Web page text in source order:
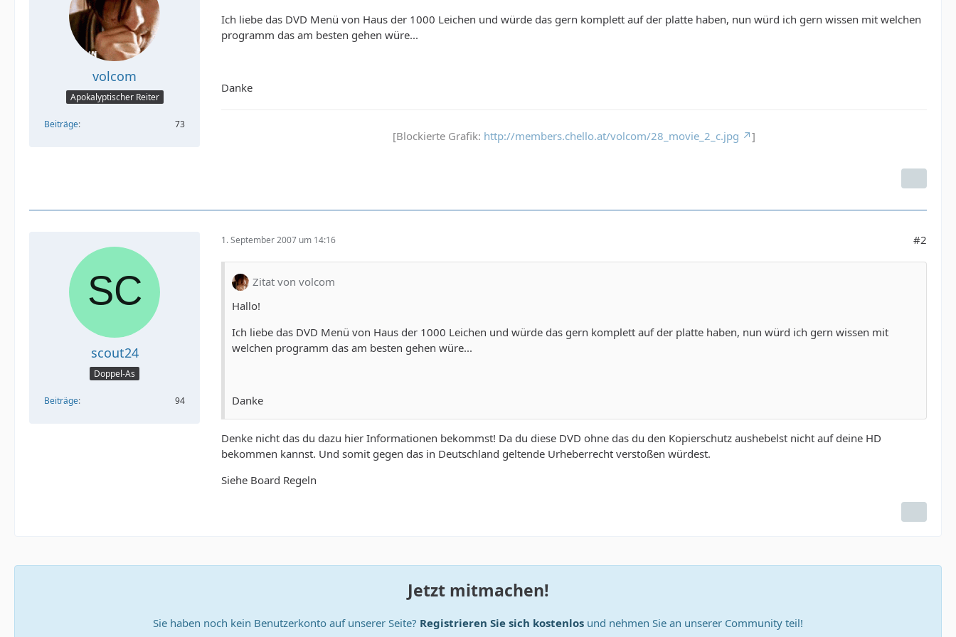
volcom
Apokalyptischer Reiter
Beiträge 73
Ich liebe das DVD Menü von Haus der 1000 Leichen und würde das gern komplett auf der platte haben, nun würd ich gern wissen mit welchen
programm das am besten gehen würe...
Danke
[Blockierte Grafik: http://members.chello.at/volcom/28_movie_2_c.jpg ]
scout24
Doppel-As
Beiträge 94
1. September 2007 um 14:16 #2
Zitat von volcom
Hallo!
Ich liebe das DVD Menü von Haus der 1000 Leichen und würde das gern komplett auf der platte haben, nun würd ich gern wissen mit
welchen programm das am besten gehen würe...
Danke
Denke nicht das du dazu hier Informationen bekommst! Da du diese DVD ohne das du den Kopierschutz aushebelst nicht auf deine HD
bekommen kannst. Und somit gegen das in Deutschland geltende Urheberrecht verstoßen würdest.
Siehe Board Regeln
Jetzt mitmachen!
Sie haben noch kein Benutzerkonto auf unserer Seite? Registrieren Sie sich kostenlos und nehmen Sie an unserer Community teil!